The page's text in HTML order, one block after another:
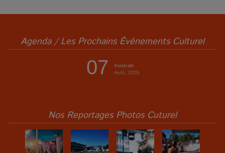
Agenda / Les Prochains Événements Culturel
07
Vendredi
Août, 2026
Nos Reportages Photos Cuturel